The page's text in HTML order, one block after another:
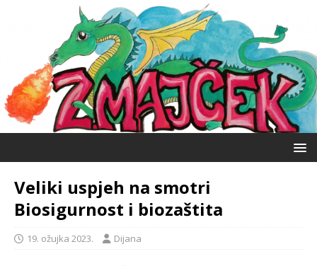
Veliki uspjeh na smotri
Biosigurnost i biozaštita
19. ožujka 2023. Dijana